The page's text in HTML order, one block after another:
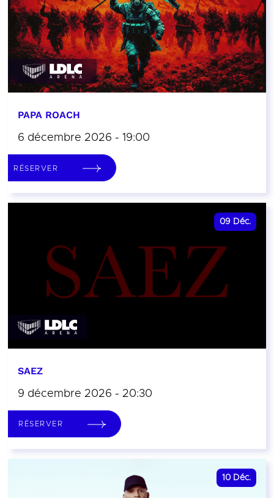
PAPA ROACH
6 décembre 2026 - 19:00
RÉSERVER
09 Déc.
SAEZ
9 décembre 2026 - 20:30
RÉSERVER
10 Déc.